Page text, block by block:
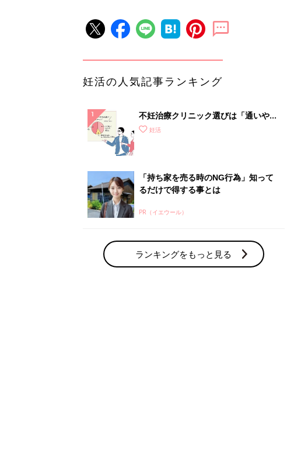
妊活の人気記事ランキング
不妊治療クリニック選びは「通いやす
さ」が大切！選び方、重要3カ条っ
妊活
「持ち家を売る時のNG行為」知って
るだけで得する事とは
PR（イエウール）
ランキングをもっと見る